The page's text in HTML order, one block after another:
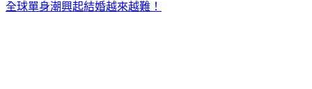
全球單身潮興起結婚越來越難！